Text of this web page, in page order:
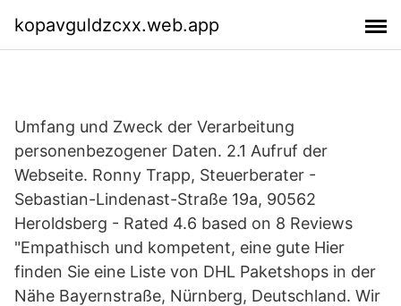
kopavguldzcxx.web.app
Umfang und Zweck der Verarbeitung
personenbezogener Daten. 2.1 Aufruf der
Webseite. Ronny Trapp, Steuerberater -
Sebastian-Lindenast-Straße 19a, 90562
Heroldsberg - Rated 4.6 based on 8 Reviews
"Empathisch und kompetent, eine gute Hier
finden Sie eine Liste von DHL Paketshops in der
Nähe Bayernstraße, Nürnberg, Deutschland. Wir